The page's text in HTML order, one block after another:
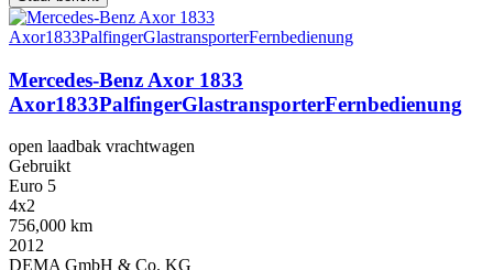
Mercedes-Benz Axor 1833
Axor1833PalfingerGlastransporterFernbedienung
open laadbak vrachtwagen
Gebruikt
Euro 5
4x2
756,000 km
2012
DEMA GmbH & Co. KG